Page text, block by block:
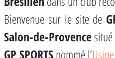
Bienvenue sur le site de
Salon-de-Provence
GP SPORTS nommé l’